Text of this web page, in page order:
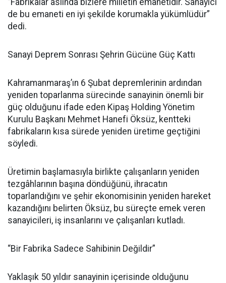
de bu emaneti en iyi şekilde korumakla yükümlüdür”
dedi.
Sanayi Deprem Sonrası Şehrin Gücüne Güç Kattı
Kahramanmaraş’ın 6 Şubat depremlerinin ardından
yeniden toparlanma sürecinde sanayinin önemli bir
güç olduğunu ifade eden Kipaş Holding Yönetim
Kurulu Başkanı Mehmet Hanefi Öksüz, kentteki
fabrikaların kısa sürede yeniden üretime geçtiğini
söyledi.
Üretimin başlamasıyla birlikte çalışanların yeniden
tezgâhlarının başına döndüğünü, ihracatın
toparlandığını ve şehir ekonomisinin yeniden hareket
kazandığını belirten Öksüz, bu süreçte emek veren
sanayicileri, iş insanlarını ve çalışanları kutladı.
“Bir Fabrika Sadece Sahibinin Değildir”
Yaklaşık 50 yıldır sanayinin içerisinde olduğunu